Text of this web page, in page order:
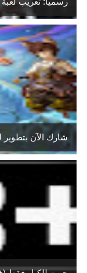
شارك الآن بتطوير